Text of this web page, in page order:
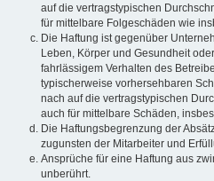
auf die vertragstypischen
für mittelbare Folgeschäden wie
Die Haftung ist gegenüber
Leben, Körper und Gesundheit
fahrlässigem Verhalten des
typischerweise vorhersehbaren
nach auf die vertragstypischen
auch für mittelbare Schäden,
Die Haftungsbegrenzung der
zugunsten der Mitarbeiter und
Ansprüche für eine Haftung aus
unberührt.